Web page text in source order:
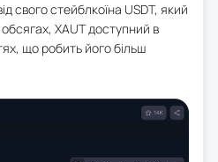
свого стейблкоїна USDT, який
XAUT доступний в
що робить його більш